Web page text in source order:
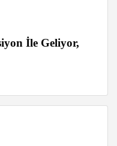
İle Geliyor,